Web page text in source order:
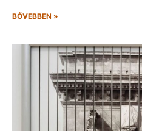
BŐVEBBEN »